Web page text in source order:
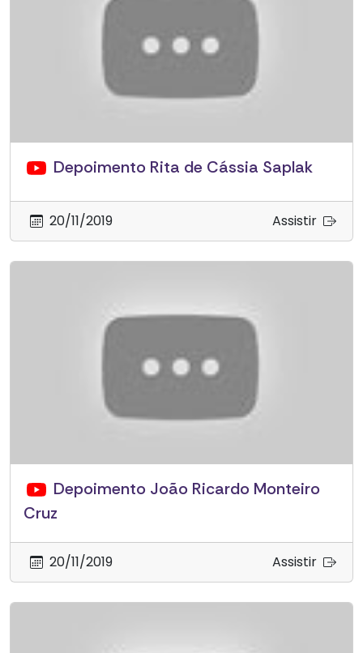
Depoimento Rita de Cássia Saplak
20/11/2019 Assistir
Depoimento João Ricardo Monteiro
Cruz
20/11/2019 Assistir